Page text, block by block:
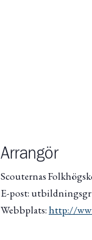
Arrangör
Scouternas
E-post:
Webbplats:http://